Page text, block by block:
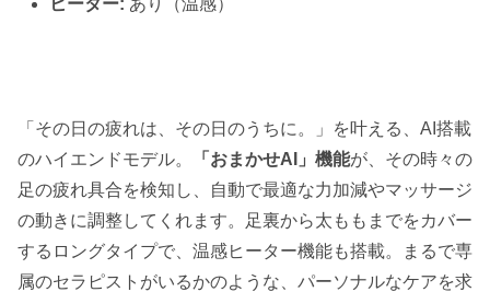
「その日の疲れは、その日のうちに。」を叶える、AI搭載
のハイエンドモデル。
「おまかせAI」機能が、その時々の
足の疲れ具合を検知し、自動で最適な力加減やマッサージ
の動きに調整してくれます。足裏から太ももまでをカバー
するロングタイプで、温感ヒーター機能も搭載。まるで専
属のセラピストがいるかのような、パーソナルなケアを求